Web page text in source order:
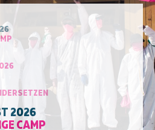
2026
CAMP